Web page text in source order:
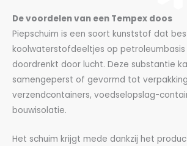
De voordelen van een Tempex doos
Piepschuim is een soort kunststof dat
koolwaterstofdeeltjes op petroleumbasis
doordrenkt door lucht. Deze substantie
samengeperst of gevormd tot
verzendcontainers, voedselopslag-
bouwisolatie.
Het schuim krijgt mede dankzij het